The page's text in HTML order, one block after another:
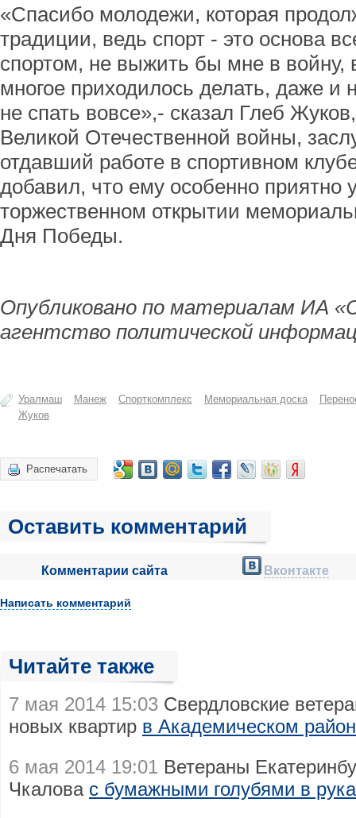
«Спасибо молодежи, которая
традиции, ведь спорт - это основа
спортом, не выжить бы мне в войну,
многое приходилось делать, даже и
не спать вовсе»,- сказал Глеб
Великой Отечественной войны,
отдавший работе в спортивном
добавил, что ему особенно приятно
торжественном открытии
Дня Победы.
Опубликовано по материалам ИА
агентство политической
Уралмаш Манеж Спорткомплекс Мемориальная доска
Жуков
Распечатать
Оставить комментарий
Комментарии сайта Вконтакте
Написать комментарий
Читайте также
7 мая 2014 15:03 Свердловские
новых квартир в Академическом
6 мая 2014 19:01 Ветераны
Чкалова с бумажными голубями в